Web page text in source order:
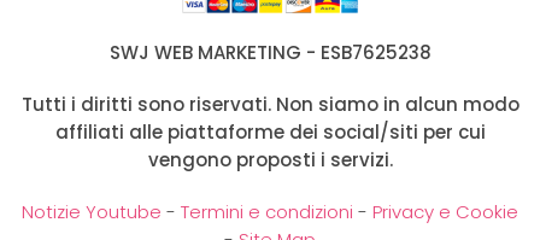
SWJ WEB MARKETING - ESB7625238
Tutti i diritti sono riservati. Non siamo in alcun modo
affiliati alle piattaforme dei social/siti per cui
vengono proposti i servizi.
Notizie Youtube - Termini e condizioni - Privacy e Cookie